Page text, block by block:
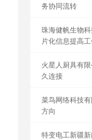
务协同流转
珠海健帆生物
片化信息提高
火星人厨具有
久连接
菜鸟网络科技
方向
特变电工新疆